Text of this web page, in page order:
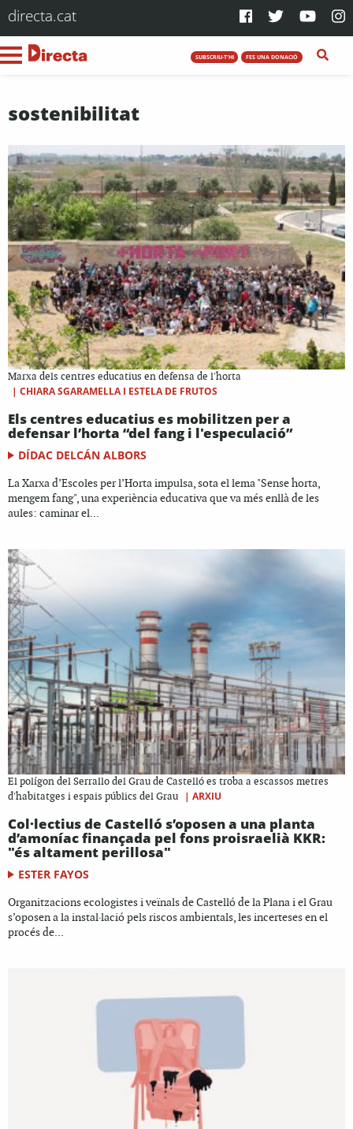
directa.cat
SUBSCRIU-T'HI FES UNA DONACIÓ
sostenibilitat
Marxa dels centres educatius en defensa de l'horta
| CHIARA SGARAMELLA I ESTELA DE FRUTOS
Els centres educatius es mobilitzen per a
defensar l’horta “del fang i l'especulació”
DÍDAC DELCÁN ALBORS
La Xarxa d’Escoles per l’Horta impulsa, sota el lema "Sense horta,
mengem fang", una experiència educativa que va més enllà de les
aules: caminar el...
El polígon del Serrallo del Grau de Castelló es troba a escassos metres
d'habitatges i espais públics del Grau
| ARXIU
Col·lectius de Castelló s’oposen a una planta
d’amoníac finançada pel fons proisraelià KKR:
"és altament perillosa"
ESTER FAYOS
Organitzacions ecologistes i veïnals de Castelló de la Plana i el Grau
s’oposen a la instal·lació pels riscos ambientals, les incerteses en el
procés de...